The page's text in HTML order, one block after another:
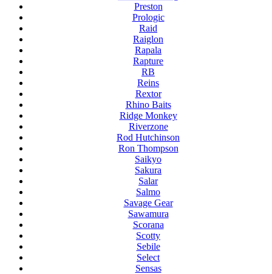
Preston
Prologic
Raid
Raiglon
Rapala
Rapture
RB
Reins
Rextor
Rhino Baits
Ridge Monkey
Riverzone
Rod Hutchinson
Ron Thompson
Saikyo
Sakura
Salar
Salmo
Savage Gear
Sawamura
Scorana
Scotty
Sebile
Select
Sensas